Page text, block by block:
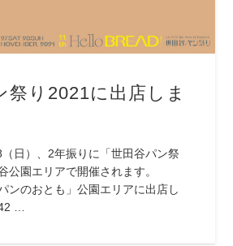
祭り2021に出店しま
日）、2年振りに「世田谷パン祭
公園エリアで開催されます。
ンのおとも」公園エリアに出店し
…